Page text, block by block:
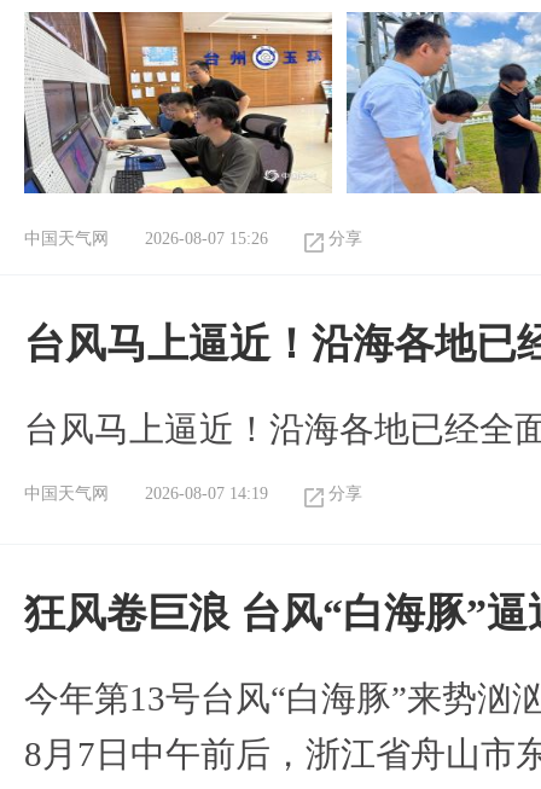
中国天气网 2026-08-07 15:26 分享
台风马上逼近！沿海各地已
台风马上逼近！沿海各地已经全
中国天气网 2026-08-07 14:19 分享
狂风卷巨浪 台风“白海豚”
今年第13号台风“白海豚”来势汹
8月7日中午前后，浙江省舟山市